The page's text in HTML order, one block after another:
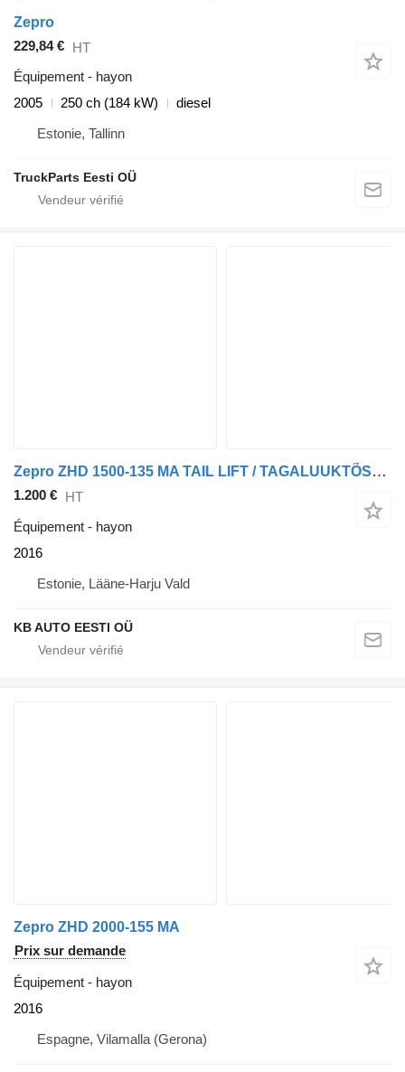
Zepro
229,84 € HT
Équipement - hayon
2005
250 ch (184 kW)
diesel
Estonie, Tallinn
TruckParts Eesti OÜ
Zepro ZHD 1500-135 MA TAIL LIFT / TAGALUUKTÕSTUK
1.200 € HT
Équipement - hayon
2016
Estonie, Lääne-Harju Vald
KB AUTO EESTI OÜ
Zepro ZHD 2000-155 MA
Prix sur demande
Équipement - hayon
2016
Espagne, Vilamalla (Gerona)